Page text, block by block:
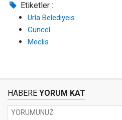
Etiketler :
Urla Belediyeis
Güncel
Meclis
HABERE YORUM KAT